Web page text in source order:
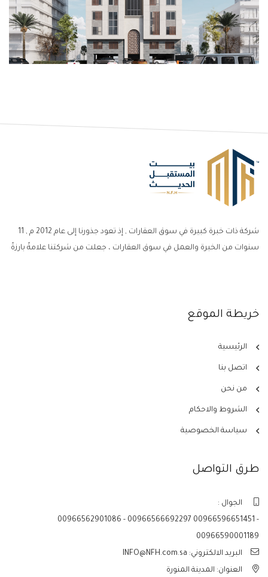
شركة ذات خبرة كبيرة في سوق العقارات , إذ تعود جذورنا إلى عام 2012 م , 11
سنوات من الخبرة والعمل في سوق العقارات ، جعلت من شركتنا علامةً بارزةً
خريطة الموقع
الرئيسية
اتصل بنا
من نحن
الشروط والاحكام
سياسة الخصوصية
طرق التواصل
الجوال :
00966562901086 - 00966566692297 00966596651451 -
00966590001189
البريد الالكتروني: INFO@NFH.com.sa
العنوان: المدينة المنورة